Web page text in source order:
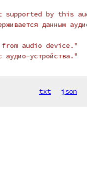
supported by this
данным
audio device."
устройства."
txt json